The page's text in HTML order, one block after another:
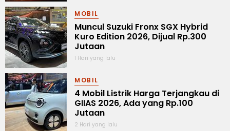
MOBIL
Muncul Suzuki Fronx SGX Hybrid
Kuro Edition 2026, Dijual Rp.300
Jutaan
1 Hari yang lalu
MOBIL
4 Mobil Listrik Harga Terjangkau di
GIIAS 2026, Ada yang Rp.100
Jutaan
2 Hari yang lalu